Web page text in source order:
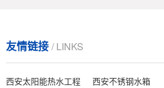
会选择的一种取暖方式，然而很
解的就是空气能热泵的实际情......
友情链接 / LINKS
西安太阳能热水工程 西安不锈钢水箱